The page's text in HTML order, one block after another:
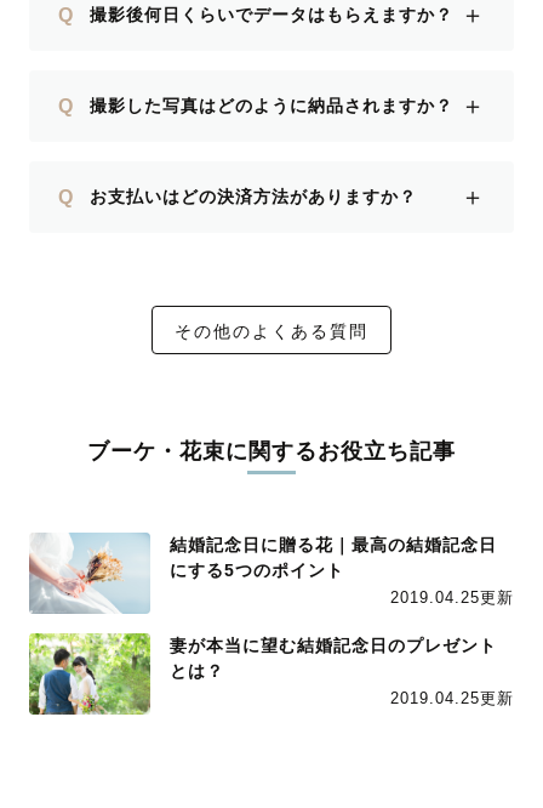
Q 撮影後何日くらいでデータはもらえますか？ ＋
Q 撮影した写真はどのように納品されますか？ ＋
Q お支払いはどの決済方法がありますか？ ＋
その他のよくある質問
ブーケ・花束に関するお役立ち記事
結婚記念日に贈る花｜最高の結婚記念日
にする5つのポイント
2019.04.25更新
妻が本当に望む結婚記念日のプレゼント
とは？
2019.04.25更新